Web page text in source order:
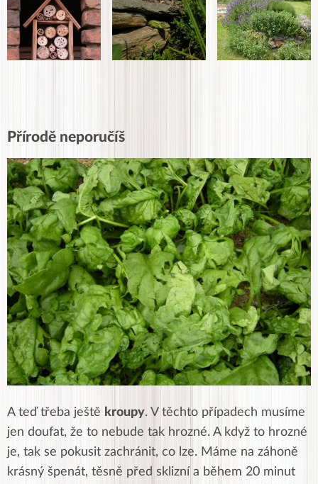
Přírodě neporučíš
A teď třeba ještě kroupy. V těchto případech musíme
jen doufat, že to nebude tak hrozné. A když to hrozné
je, tak se pokusit zachránit, co lze. Máme na záhoně
krásný špenát, těsně před sklizní a během 20 minut